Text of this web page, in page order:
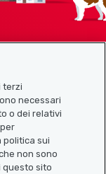
terzi
necessari
o dei relativi
politica sui
non sono
questo sito